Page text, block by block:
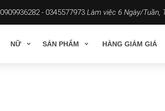
0909936282 - 0345577973 Làm việc 6 Ngày/Tuần,
NỮ SẢN PHẨM HÀNG GIẢM GIÁ